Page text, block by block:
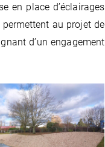
en place d’éclairages
au projet de
d’un engagement